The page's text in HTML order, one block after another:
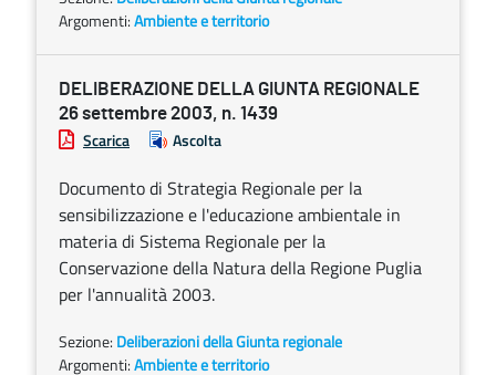
Argomenti:Ambiente e territorio
DELIBERAZIONE DELLA GIUNTA REGIONALE
26 settembre 2003, n. 1439
Scarica Ascolta
Documento di Strategia Regionale per la
sensibilizzazione e l'educazione ambientale in
materia di Sistema Regionale per la
Conservazione della Natura della Regione Puglia
per l'annualità 2003.
Sezione: Deliberazioni della Giunta regionale
Argomenti:Ambiente e territorio